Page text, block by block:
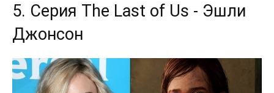
5. Серия The Last of Us - Эшли
Джонсон